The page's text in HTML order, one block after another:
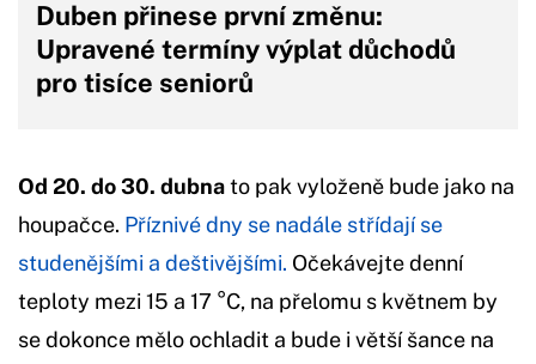
Duben přinese první změnu:
Upravené termíny výplat důchodů
pro tisíce seniorů
Od 20. do 30. dubnato pak vyloženě bude jako na
houpačce. Příznivé dny se nadále střídají se
studenějšími a deštivějšími. Očekávejte denní
teploty mezi 15 a 17 °C, na přelomu s květnem by
se dokonce mělo ochladit a bude i větší šance na